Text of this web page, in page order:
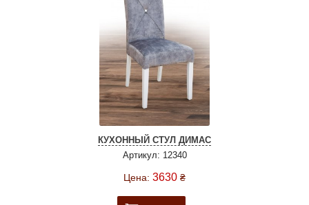
КУХОННЫЙ СТУЛ ДИМАС
Артикул: 12340
Цена: 3630 ₴